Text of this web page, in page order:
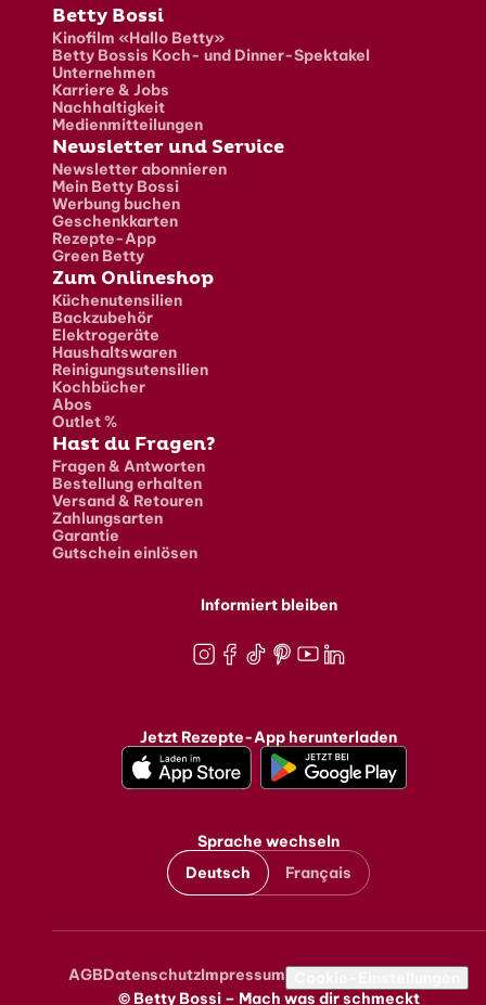
Fusszeile
Betty Bossi
Kinofilm «Hallo Betty»
Betty Bossis Koch- und Dinner-Spektakel
Unternehmen
Karriere & Jobs
Nachhaltigkeit
Medienmitteilungen
Newsletter und Service
Newsletter abonnieren
Mein Betty Bossi
Werbung buchen
Geschenkkarten
Rezepte-App
Green Betty
Zum Onlineshop
Küchenutensilien
Backzubehör
Elektrogeräte
Haushaltswaren
Reinigungsutensilien
Kochbücher
Abos
Outlet %
Hast du Fragen?
Fragen & Antworten
Bestellung erhalten
Versand & Retouren
Zahlungsarten
Garantie
Gutschein einlösen
Informiert bleiben
Jetzt Rezepte-App herunterladen
Sprache wechseln
Deutsch
Français
Metanavigation
AGBDatenschutzImpressum
© Betty Bossi – Mach was dir schmeckt